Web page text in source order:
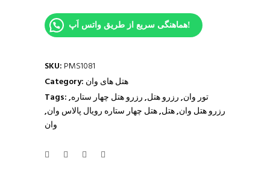
هماهنگی سریع از طریق واتس اَپ!
SKU: PMS1081
Category: هتل های وان
Tags:
تور وان,رزرو هتل,رزرو هتل چهار ستاره,
رزرو هتل وان,هتل,هتل چهار ستاره رویال پالاس وان,
وان